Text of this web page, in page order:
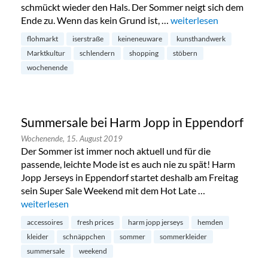
schmückt wieder den Hals. Der Sommer neigt sich dem
Ende zu. Wenn das kein Grund ist, … „Flohmarkt und
weiterlesen
flohmarkt iserstraße keineneuware
kunsthandwerk
Marktkultur
schlendern shopping
stöbern
wochenende
Summersale bei Harm Jopp in Eppendorf
Wochenende, 15. August 2019
Der Sommer ist immer noch aktuell und für die
passende, leichte Mode ist es auch nie zu spät! Harm
Jopp Jerseys in Eppendorf startet deshalb am Freitag
sein Super Sale Weekend mit dem Hot Late …
„Summersale bei Harm Jopp in Eppendorf“
weiterlesen
accessoires fresh prices harm jopp jerseys
hemden
kleider
schnäppchen sommer
sommerkleider
summersale
weekend